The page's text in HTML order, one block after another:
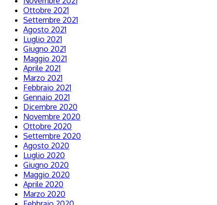
Ottobre 2021
Settembre 2021
Agosto 2021
Luglio 2021
Giugno 2021
Maggio 2021
Aprile 2021
Marzo 2021
Febbraio 2021
Gennaio 2021
Dicembre 2020
Novembre 2020
Ottobre 2020
Settembre 2020
Agosto 2020
Luglio 2020
Giugno 2020
Maggio 2020
Aprile 2020
Marzo 2020